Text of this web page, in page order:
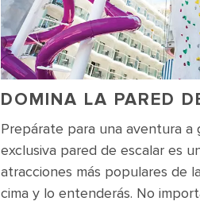
DOMINA LA PARED
Prepárate para una aventura a
exclusiva pared de escalar es
atracciones más populares de
cima y lo entenderás. No